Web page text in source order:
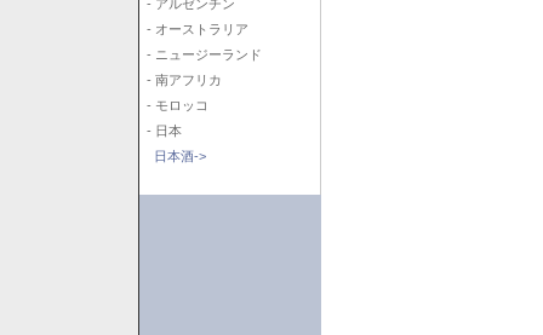
- アルゼンチン
- オーストラリア
- ニュージーランド
- 南アフリカ
- モロッコ
- 日本
日本酒->